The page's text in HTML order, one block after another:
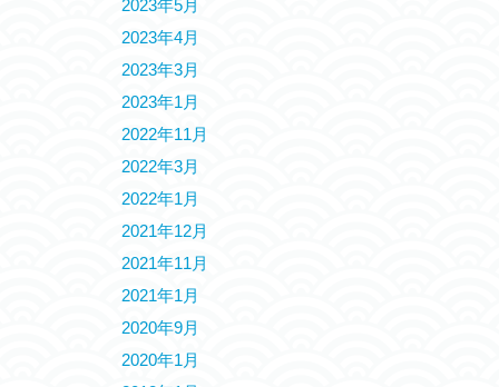
2023年5月
2023年4月
2023年3月
2023年1月
2022年11月
2022年3月
2022年1月
2021年12月
2021年11月
2021年1月
2020年9月
2020年1月